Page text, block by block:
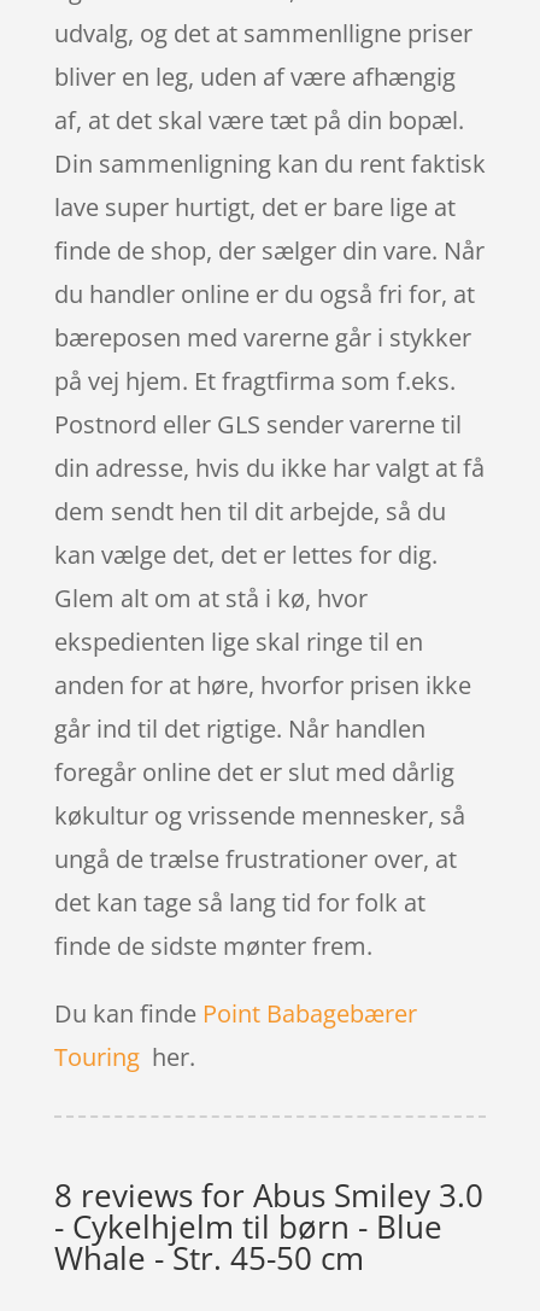
udvalg, og det at sammenlligne priser
bliver en leg, uden af være afhængig
af, at det skal være tæt på din bopæl.
Din sammenligning kan du rent faktisk
lave super hurtigt, det er bare lige at
finde de shop, der sælger din vare. Når
du handler online er du også fri for, at
bæreposen med varerne går i stykker
på vej hjem. Et fragtfirma som f.eks.
Postnord eller GLS sender varerne til
din adresse, hvis du ikke har valgt at få
dem sendt hen til dit arbejde, så du
kan vælge det, det er lettes for dig.
Glem alt om at stå i kø, hvor
ekspedienten lige skal ringe til en
anden for at høre, hvorfor prisen ikke
går ind til det rigtige. Når handlen
foregår online det er slut med dårlig
køkultur og vrissende mennesker, så
ungå de trælse frustrationer over, at
det kan tage så lang tid for folk at
finde de sidste mønter frem.
Du kan finde Point Babagebærer
Touringher.
8 reviews forAbus Smiley 3.0
- Cykelhjelm til børn - Blue
Whale - Str. 45-50 cm